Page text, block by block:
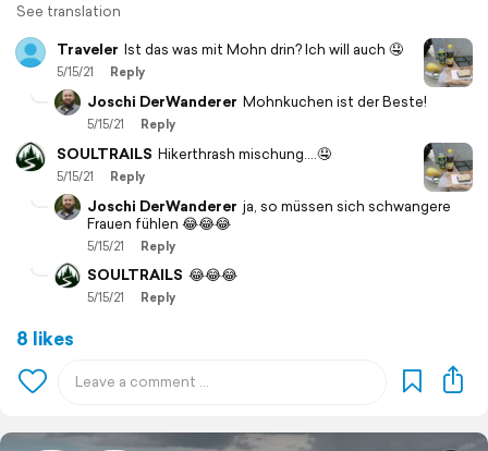
See translation
Traveler Ist das was mit Mohn drin? Ich will auch 🤤
5/15/21 Reply
Joschi DerWanderer Mohnkuchen ist der Beste!
5/15/21 Reply
SOULTRAILS Hikerthrash mischung....🤤
5/15/21 Reply
Joschi DerWanderer ja, so müssen sich schwangere
Frauen fühlen 😂😂😂
5/15/21 Reply
SOULTRAILS 😂😂😂
5/15/21 Reply
8 likes